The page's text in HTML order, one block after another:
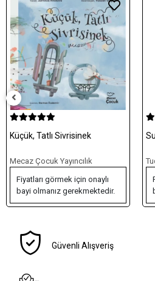
Su Günlükleri Set (3 Kitap)
Tudem Yayınları
Fiyatları görmek için onaylı
bayi olmanız gerekmektedir.
Güvenli Alışveriş